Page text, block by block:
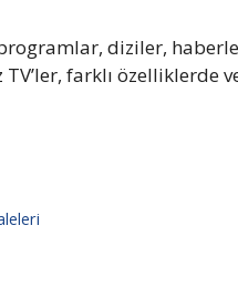
diziler,
farklı özelliklerde